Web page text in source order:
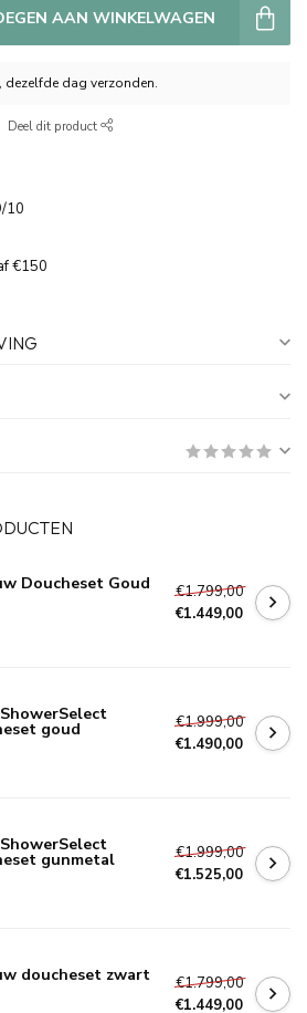
AAN WINKELWAGEN
dag verzonden.
Deel dit product
10
€150
Doucheset Goud
€1.799,00
€1.449,00
goud
€1.999,00
€1.490,00
gunmetal
€1.999,00
€1.525,00
doucheset zwart
€1.799,00
€1.449,00